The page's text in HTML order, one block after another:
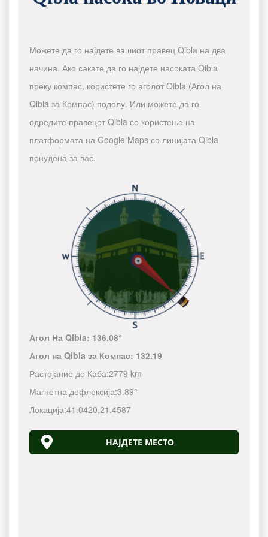
Можете да го најдете вашиот правец Qibla на два
начина. Ако сакате да го најдете насоката Qibla
преку компас, користете го аголот Qibla (Агол на
Qibla за Компас) подолу. Или можете да го
одредите правецот Qibla со користење на
платформата на Google Maps со линијата Qibla
понудена за вас.
Агол На Qibla: 136.08°
Агол на Qibla за Компас: 132.19
Растојание до Каба:2779 km
Магнетна дефлексија:3.89°
Локација:41.0420,21.4587
НАЈДЕТЕ МЕСТО